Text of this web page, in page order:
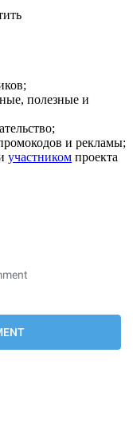
полезные и
и рекламы;
участником проекта